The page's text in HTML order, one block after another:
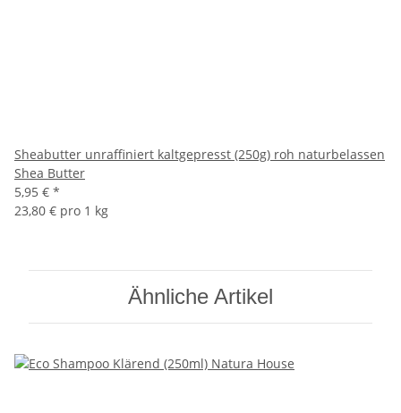
Sheabutter unraffiniert kaltgepresst (250g) roh naturbelassen
Shea Butter
5,95 € *
23,80 € pro 1 kg
Ähnliche Artikel